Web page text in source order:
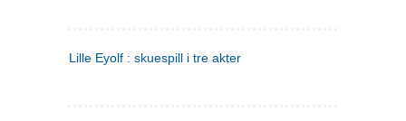
Lille Eyolf : skuespill i tre akter